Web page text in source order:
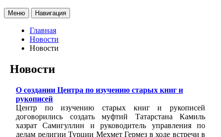
Меню Навигация
Главная
Новости
Новости
Новости
О создании Центра по изучению старых книг и
рукописей
Центр по изучению старых книг и рукописей
договорились создать муфтий Татарстана Камиль
хазрат Самигуллин и руководитель управления по
делам религии Турции Мехмет Гермез в ходе встречи в